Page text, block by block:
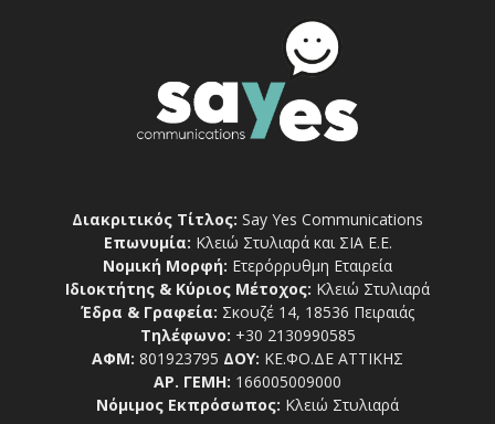
Διακριτικός Τίτλος: Say Yes Communications
Επωνυμία: Κλειώ Στυλιαρά και ΣΙΑ Ε.Ε.
Νομική Μορφή: Ετερόρρυθμη Εταιρεία
Ιδιοκτήτης & Κύριος Μέτοχος: Κλειώ Στυλιαρά
Έδρα & Γραφεία: Σκουζέ 14, 18536 Πειραιάς
Τηλέφωνο: +30 2130990585
ΑΦΜ: 801923795 ΔΟΥ: ΚΕ.ΦΟ.ΔΕ ΑΤΤΙΚΗΣ
ΑΡ. ΓΕΜΗ: 166005009000
Νόμιμος Εκπρόσωπος: Κλειώ Στυλιαρά